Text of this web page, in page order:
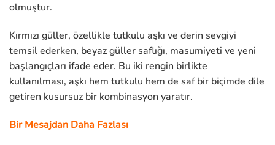
olmuştur.
Kırmızı güller, özellikle tutkulu aşkı ve derin sevgiyi
temsil ederken, beyaz güller saflığı, masumiyeti ve yeni
başlangıçları ifade eder. Bu iki rengin birlikte
kullanılması, aşkı hem tutkulu hem de saf bir biçimde dile
getiren kusursuz bir kombinasyon yaratır.
Bir Mesajdan Daha Fazlası